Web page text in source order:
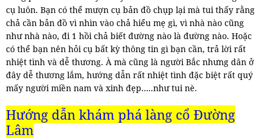
cụ luôn. Bạn có thể mượn cụ bản đồ chụp lại mà tui thấy rằng
chả cần bản đồ vì nhìn vào chả hiểu mẹ gì, vì nhà nào cũng
như nhà nào, đi 1 hồi chả biết đường nào là đường nào. Hoặc
có thể bạn nên hỏi cụ bất kỳ thông tin gì bạn cần, trả lời rất
nhiệt tình và dễ thương. À mà cũng là người Bắc nhưng dân ở
đây dễ thương lắm, hướng dẫn rất nhiệt tình đặc biệt rất quý
mấy người miền nam và xinh đẹp…..như tui nè.
Hướng dẫn khám phá làng cổ Đường
Lâm